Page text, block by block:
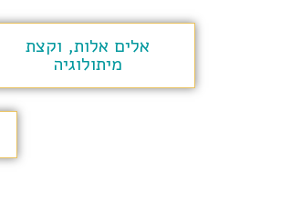
אלים אלות, וקצת
מיתולוגיה